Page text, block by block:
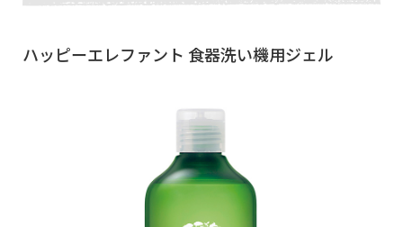
ハッピーエレファント 食器洗い機用ジェル